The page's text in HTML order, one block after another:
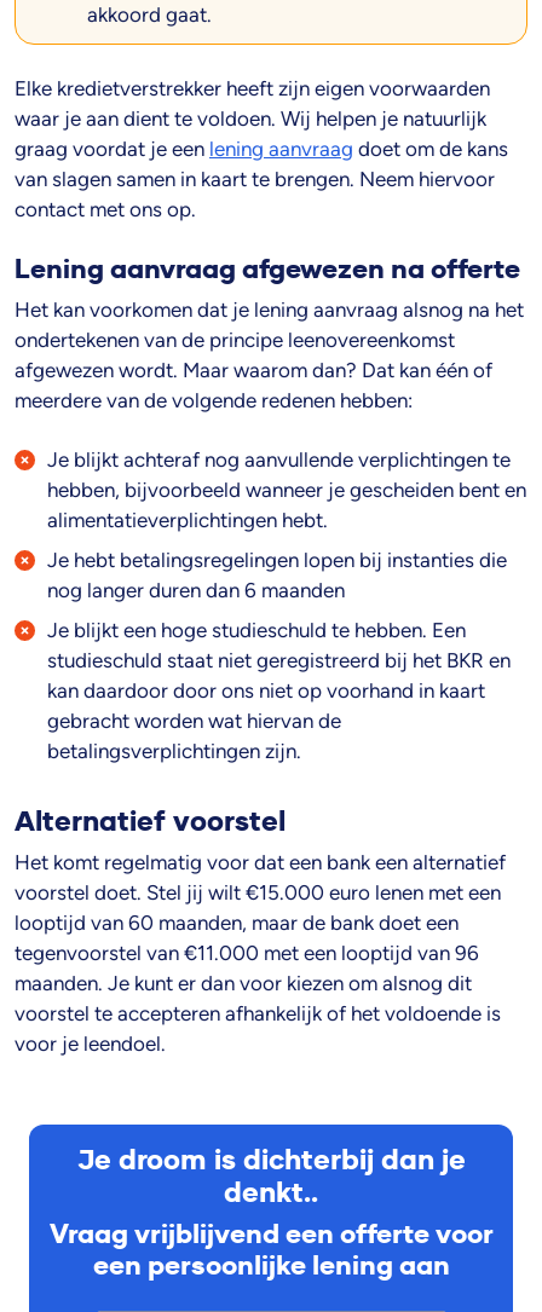
akkoord gaat.
Elke kredietverstrekker heeft zijn eigen voorwaarden
waar je aan dient te voldoen. Wij helpen je natuurlijk
graag voordat je een lening aanvraag doet om de kans
van slagen samen in kaart te brengen. Neem hiervoor
contact met ons op.
Lening aanvraag afgewezen na offerte
Het kan voorkomen dat je lening aanvraag alsnog na het
ondertekenen van de principe leenovereenkomst
afgewezen wordt. Maar waarom dan? Dat kan één of
meerdere van de volgende redenen hebben:
Je blijkt achteraf nog aanvullende verplichtingen te
hebben, bijvoorbeeld wanneer je gescheiden bent en
alimentatieverplichtingen hebt.
Je hebt betalingsregelingen lopen bij instanties die
nog langer duren dan 6 maanden
Je blijkt een hoge studieschuld te hebben. Een
studieschuld staat niet geregistreerd bij het BKR en
kan daardoor door ons niet op voorhand in kaart
gebracht worden wat hiervan de
betalingsverplichtingen zijn.
Alternatief voorstel
Het komt regelmatig voor dat een bank een alternatief
voorstel doet. Stel jij wilt €15.000 euro lenen met een
looptijd van 60 maanden, maar de bank doet een
tegenvoorstel van €11.000 met een looptijd van 96
maanden. Je kunt er dan voor kiezen om alsnog dit
voorstel te accepteren afhankelijk of het voldoende is
voor je leendoel.
Je droom is dichterbij dan je
denkt..
Vraag vrijblijvend een offerte voor
een persoonlijke lening aan